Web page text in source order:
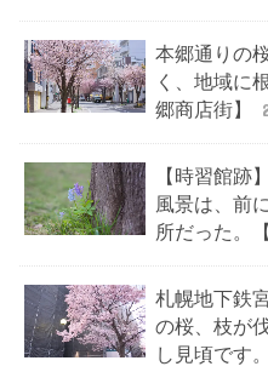
本郷通りの
く、地域に
郷商店街】
【時習館跡
風景は、前
所だった。
札幌地下鉄
の桜、枝が
し見頃です。